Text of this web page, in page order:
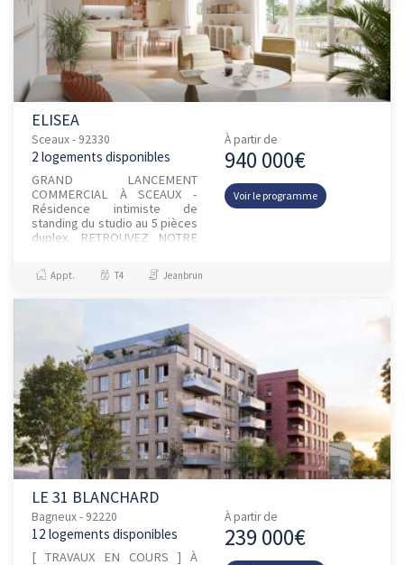
ELISEA
Sceaux - 92330
2 logements disponibles
GRAND LANCEMENT
COMMERCIAL À SCEAUX -
Résidence intimiste de
standing du studio au 5 pièces
duplex. RETROUVEZ NOTRE
DE VENTE au 130 rue Houdan
à Sceaux.Découvrez...
À partir de
940 000€
Voir le programme
Appt. T4 Jeanbrun
LE 31 BLANCHARD
Bagneux - 92220
12 logements disponibles
[ TRAVAUX EN COURS ] À
À partir de
239 000€